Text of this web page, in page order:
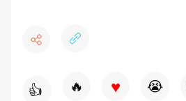
👍 🔥 ♥ 😭